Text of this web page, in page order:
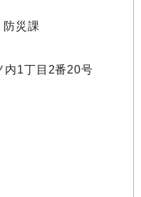
防災課
内1丁目2番20号